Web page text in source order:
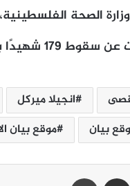
الصحة
بينهم 58 طفلًا.
انجيلا ميركل
بيان موقع بيان
لينكدإن مشاركة عبر البريد